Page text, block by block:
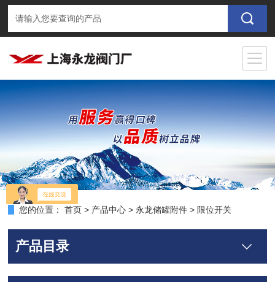
您的位置： 首页 > 产品中心 > 永龙储罐附件 > 限位开关
产品目录